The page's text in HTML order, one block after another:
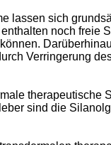
lassen sich
noch freie
Verringerung
sind die